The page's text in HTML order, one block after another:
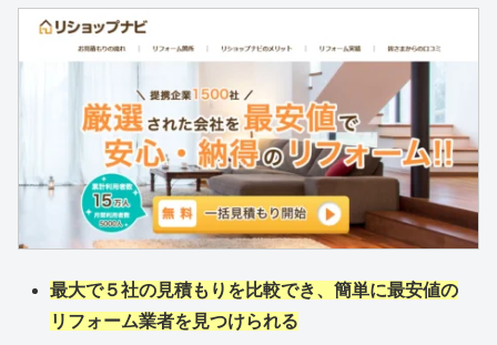
最大で５社の見積もりを比較でき、簡単に最安値の
リフォーム業者を見つけられる